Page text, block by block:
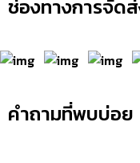
ช่องทางการจัด
คำถามที่พบบ่อย